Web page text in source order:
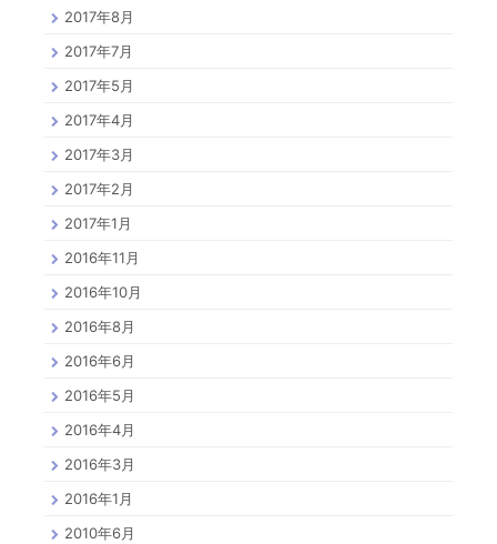
2017年8月
2017年7月
2017年5月
2017年4月
2017年3月
2017年2月
2017年1月
2016年11月
2016年10月
2016年8月
2016年6月
2016年5月
2016年4月
2016年3月
2016年1月
2010年6月